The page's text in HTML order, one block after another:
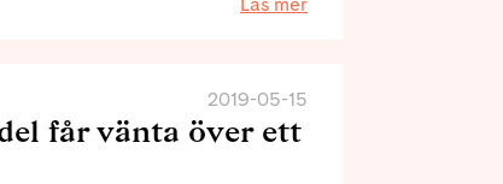
2019-05-15
får vänta över ett